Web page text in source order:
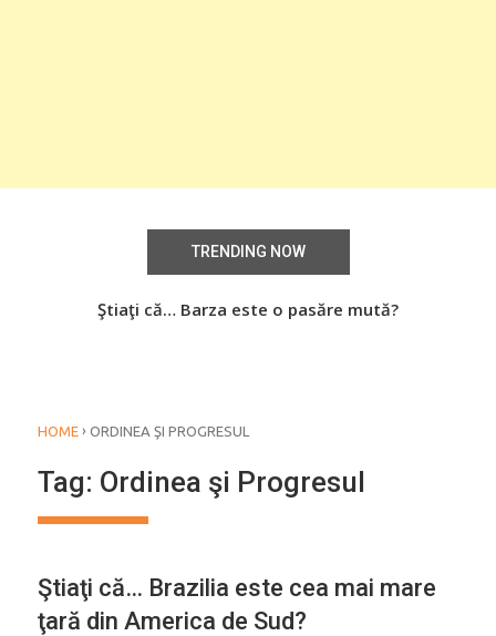
TRENDING NOW
Ştiaţi că… Barza este o pasăre mută?
HOME › ORDINEA ŞI PROGRESUL
Tag: Ordinea şi Progresul
Ştiaţi că… Brazilia este cea mai mare
ţară din America de Sud?